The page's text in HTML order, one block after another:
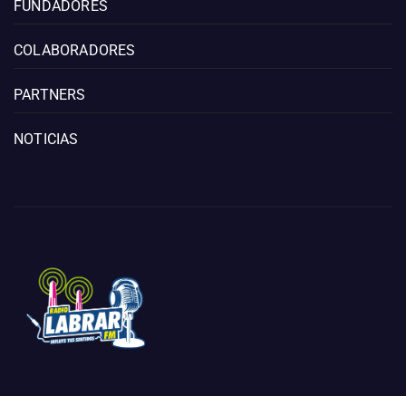
FUNDADORES
COLABORADORES
PARTNERS
NOTICIAS